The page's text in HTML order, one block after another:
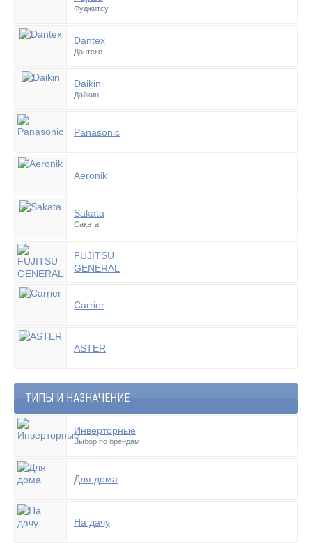
Фуджитсу
Dantex
Дантекс
Daikin
Дайкин
Panasonic
Aeronik
Sakata
Саката
FUJITSU
GENERAL
Carrier
ASTER
ТИПЫ И НАЗНАЧЕНИЕ
Инверторные
Выбор по брендам
Для дома
На дачу